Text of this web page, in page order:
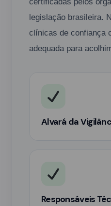
legislação brasileira.
clínicas de confiança
adequada para
Alvará da
Responsáveis